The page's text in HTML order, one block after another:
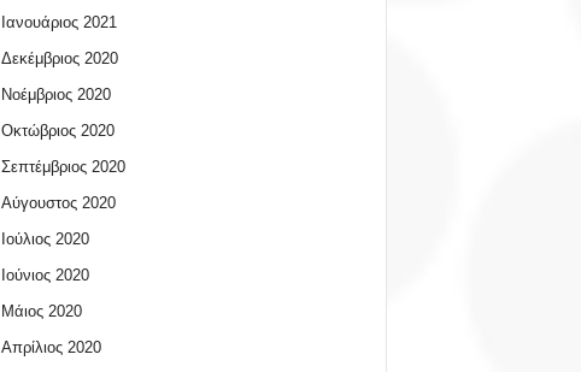
Ιανουάριος 2021
Δεκέμβριος 2020
Νοέμβριος 2020
Οκτώβριος 2020
Σεπτέμβριος 2020
Αύγουστος 2020
Ιούλιος 2020
Ιούνιος 2020
Μάιος 2020
Απρίλιος 2020